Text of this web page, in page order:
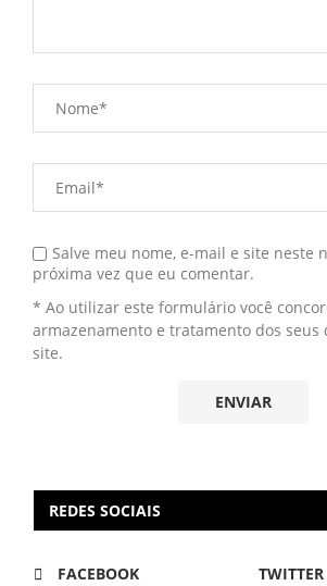
Salve meu nome, e-mail e site neste
próxima vez que eu comentar.
* Ao utilizar este formulário você
armazenamento e tratamento dos seus
site.
REDES SOCIAIS
FACEBOOK
TWITTER